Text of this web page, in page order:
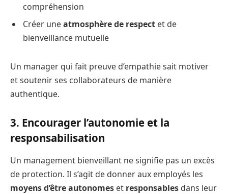
compréhension
Créer uneatmosphère de respect et de
bienveillance mutuelle
Un manager qui fait preuve d’empathie sait motiver
et soutenir ses collaborateurs de manière
authentique.
3. Encourager l’autonomie et la
responsabilisation
Un management bienveillant ne signifie pas un excès
de protection. Il s’agit de donner aux employés les
moyens d’être autonomes et responsables dans leur